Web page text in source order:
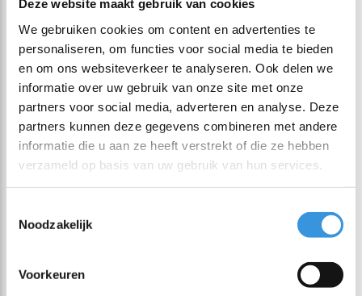
Deze website maakt gebruik van cookies
We gebruiken cookies om content en advertenties te
personaliseren, om functies voor social media te bieden
en om ons websiteverkeer te analyseren. Ook delen we
informatie over uw gebruik van onze site met onze
partners voor social media, adverteren en analyse. Deze
partners kunnen deze gegevens combineren met andere
informatie die u aan ze heeft verstrekt of die ze hebben
verzameld op basis van uw gebruik van hun services.
Noodzakelijk
Voorkeuren
Seen 6 of the 6 products
Yumbox Go
De Yumbox Go is ontworpen voor wie graag gezond en
ingrediënten zich vermengen.
De extra diepte (6 cm) maakt deze lunchbox ideaal voor
dikkere boterhammen, wraps, salades en rijkgevulde